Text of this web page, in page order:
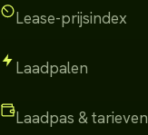
Lease-prijsindex
Laadpalen
Laadpas & tarieven